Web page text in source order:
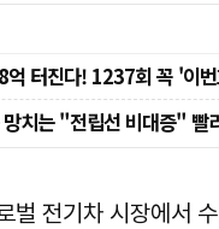
벌 전기차 시장에서